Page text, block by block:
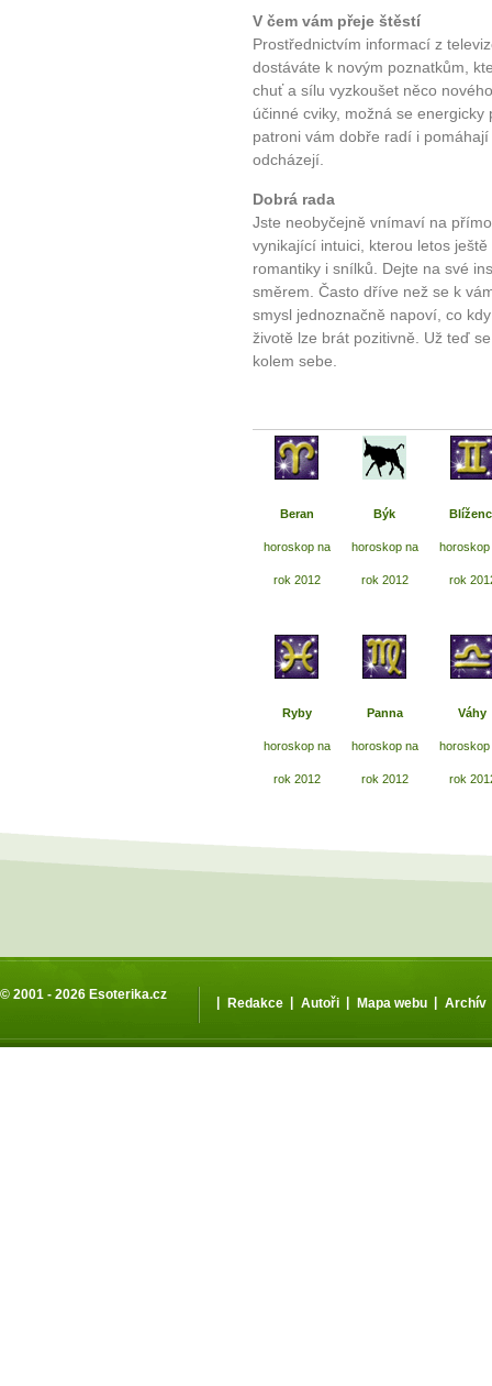
V čem vám přeje štěstí
Prostřednictvím informací z
dostáváte k novým poznatkům,
chuť a sílu vyzkoušet něco
účinné cviky, možná se
patroni vám dobře radí i
odcházejí.
Dobrá rada
Jste neobyčejně vnímaví na
vynikající intuici, kterou letos
romantiky i snílků. Dejte na své
směrem. Často dříve než se k
smysl jednoznačně napoví, co
životě lze brát pozitivně. Už teď
kolem sebe.
Beran
horoskop na
rok 2012
Býk
horoskop na
rok 2012
horoskop
rok
Ryby
horoskop na
rok 2012
Panna
horoskop na
rok 2012
Váhy
horoskop
rok
© 2001 - 2026 Esoterika.cz
Redakce Autoři Mapa webu Archív